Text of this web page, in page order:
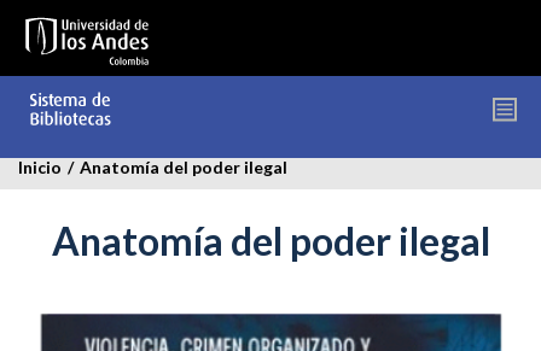
contenido
Inicio / Anatomía del poder ilegal
Anatomía del poder ilegal
anatomia_del_poder.png